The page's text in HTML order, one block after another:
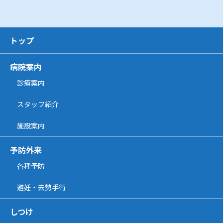
トップ
病院案内
診療案内
スタッフ紹介
施設案内
予防外来
各種予防
避妊・去勢手術
しつけ